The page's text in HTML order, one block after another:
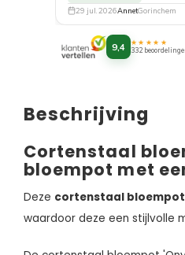
29 jul. 2026AnnetGorinchem
9,4 ★★★★★
332
Beschrijving
Cortenstaal
bloempot met
Deze cortenstaal bloempot
waardoor deze een stijlvolle